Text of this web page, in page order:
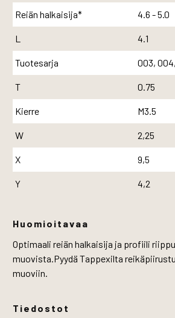
Reiän halkaisija* 4.6 - 5.0
L 4.1
Tuotesarja 003,
T 0.75
Kierre M3.5
W 2,25
X 9,5
Y 4,2
Huomioitavaa
Optimaali reiän halkaisija ja profiili
muovista.Pyydä Tappexilta
muoviin.
Tiedostot